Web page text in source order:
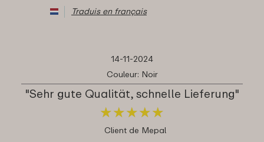
Traduis en français
14-11-2024
Couleur: Noir
"Sehr gute Qualität, schnelle Lieferung"
★★★★★
★★★★★
Client de Mepal